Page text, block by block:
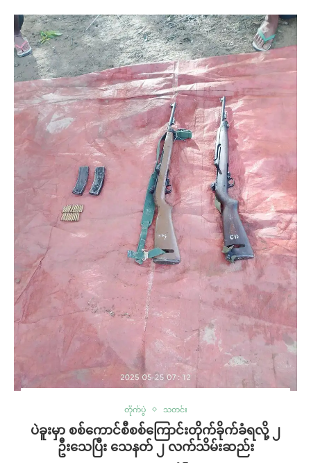
တိုက်ပွဲ သတင်း
ပဲခူးမှာ စစ်ကောင်စီစစ်ကြောင်းတိုက်ခိုက်ခံရလို့ ၂
ဦးသေပြီး သေနတ် ၂ လက်သိမ်းဆည်း